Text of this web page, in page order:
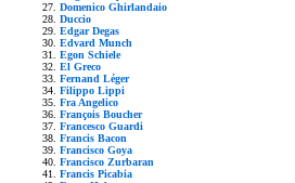
Domenico Ghirlandaio
Duccio
Edgar Degas
Edvard Munch
Egon Schiele
El Greco
Fernand Léger
Filippo Lippi
Fra Angelico
François Boucher
Francesco Guardi
Francis Bacon
Francisco Goya
Francisco Zurbaran
Francis Picabia